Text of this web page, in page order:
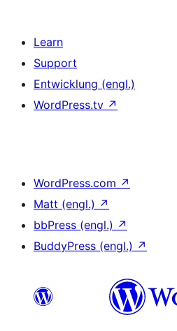
Learn
Support
Entwicklung (engl.)
WordPress.tv ↗
WordPress.com ↗
Matt (engl.) ↗
bbPress (engl.) ↗
BuddyPress (engl.) ↗